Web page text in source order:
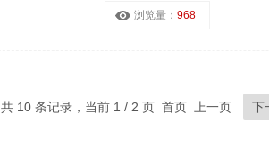
浏览量： 968
共 10 条记录，当前 1 / 2 页 首页 上一页 下